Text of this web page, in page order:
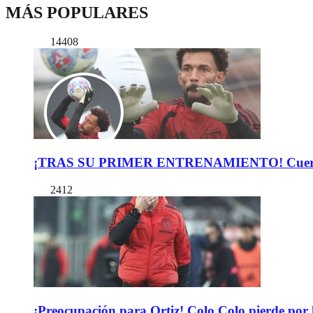
MÁS POPULARES
14408
¡TRAS SU PRIMER ENTRENAMIENTO!
2412